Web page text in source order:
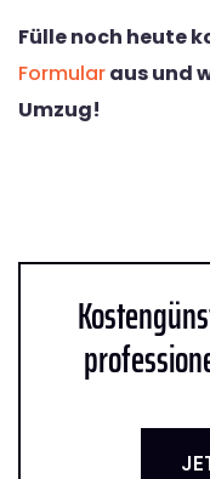
Fülle noch heute
Formularaus und
Umzug!